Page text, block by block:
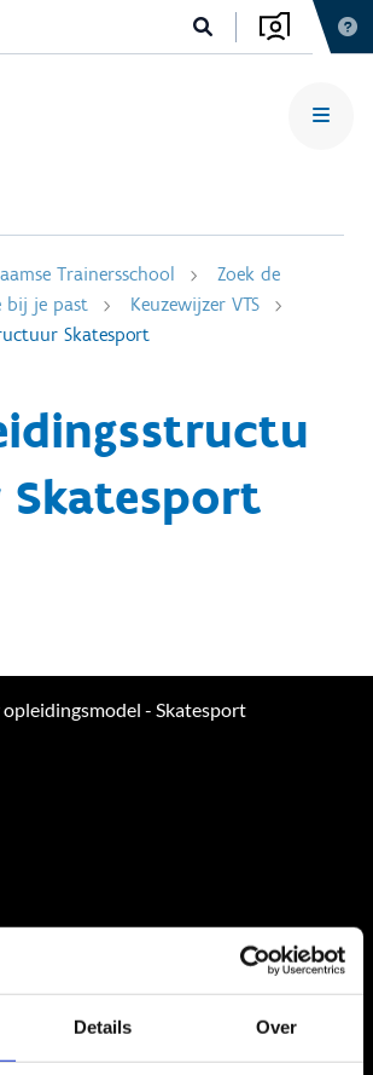
Details Over
Trainersschool
Zoek de
bij je past
Keuzewijzer VTS
Skatesport
Skatesport